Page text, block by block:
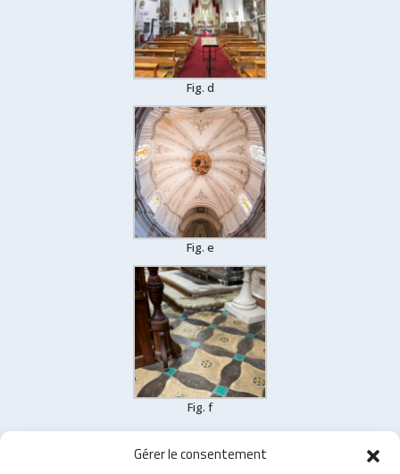
Gérer le consentement
Fig. d
Fig. e
Fig. f